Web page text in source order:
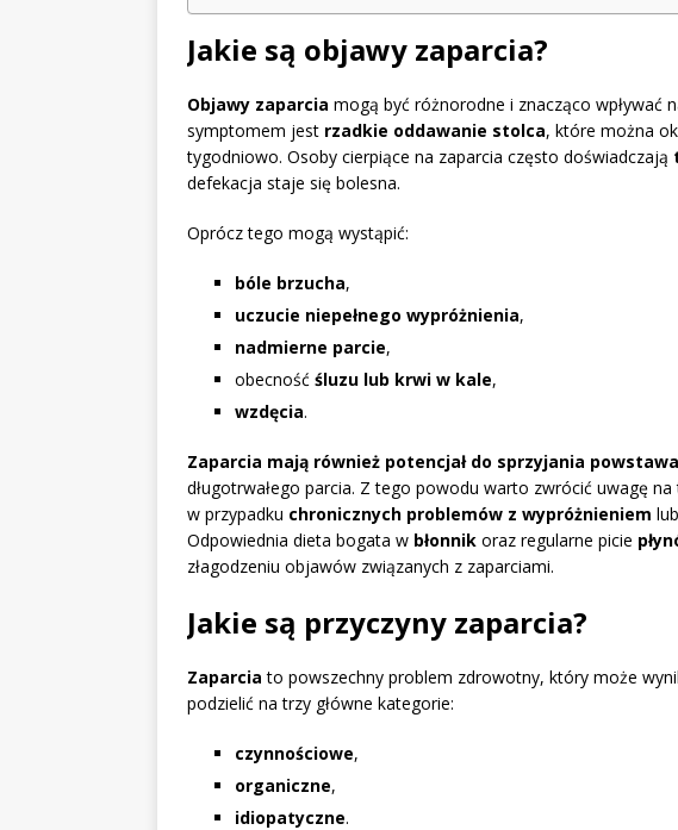
Jakie są objawy zaparcia?
Objawy zaparcia mogą być różnorodne i znacząco wpływać
symptomem jest rzadkie oddawanie stolca, które można
tygodniowo. Osoby cierpiące na zaparcia często doświadczają
defekacja staje się bolesna.
Oprócz tego mogą wystąpić:
bóle brzucha,
uczucie niepełnego wypróżnienia,
nadmierne parcie,
obecność śluzu lub krwi w kale,
wzdęcia.
Zaparcia mają również potencjał do sprzyjania
długotrwałego parcia. Z tego powodu warto zwrócić uwagę
w przypadku chronicznych problemów z wypróżnieniem
Odpowiednia dieta bogata w błonnik oraz regularne picie
złagodzeniu objawów związanych z zaparciami.
Jakie są przyczyny zaparcia?
Zaparcia to powszechny problem zdrowotny, który może
podzielić na trzy główne kategorie:
czynnościowe,
organiczne,
idiopatyczne.